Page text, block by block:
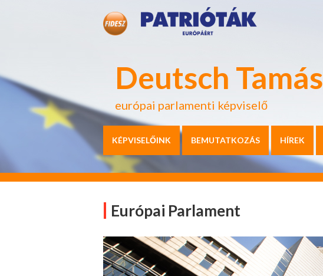
Deutsch Tamás
európai parlamenti képviselő
KÉPVISELŐINK BEMUTATKOZÁS HÍREK
Európai Parlament